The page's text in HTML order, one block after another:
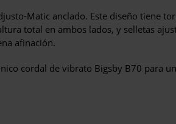
Matic anclado. Este diseño tiene
total en ambos lados, y selletas
afinación.
cordal de vibrato Bigsby B70 para